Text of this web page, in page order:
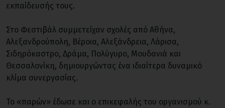
εκπαίδευσής τους.
Στο Φεστιβάλ συμμετείχαν σχολές από Αθήνα,
Αλεξανδρούπολη, Βέροια, Αλεξάνδρεια, Λάρισα,
Σιδηρόκαστρο, Δράμα, Πολύγυρο, Μουδανιά και
Θεσσαλονίκη, δημιουργώντας ένα ιδιαίτερα δυναμικό
κλίμα συνεργασίας.
Το «παρών» έδωσε και ο επικεφαλής του οργανισμού κ.